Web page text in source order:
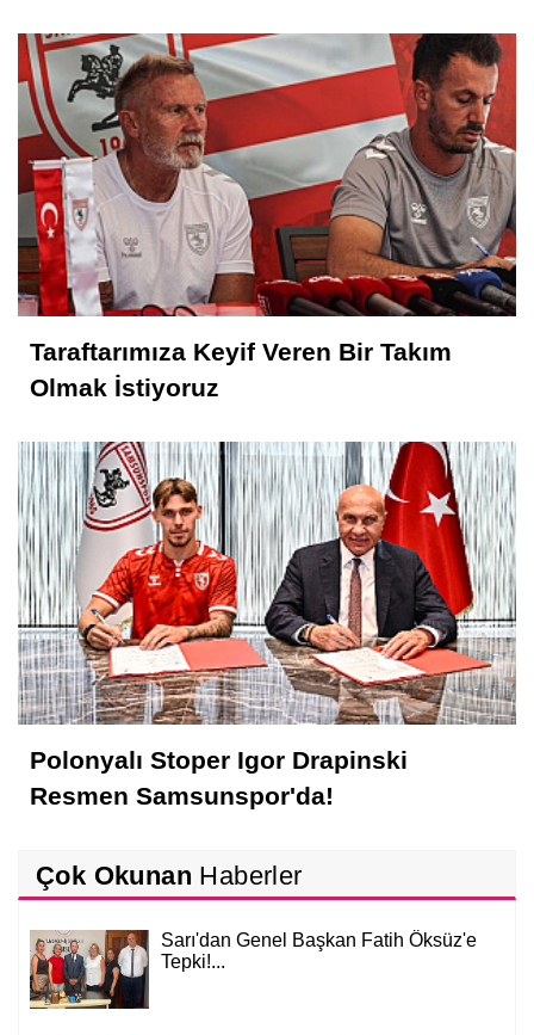
Taraftarımıza Keyif Veren Bir Takım
Olmak İstiyoruz
Polonyalı Stoper Igor Drapinski
Resmen Samsunspor'da!
Çok Okunan Haberler
Sarı'dan Genel Başkan Fatih Öksüz'e
Tepki!...